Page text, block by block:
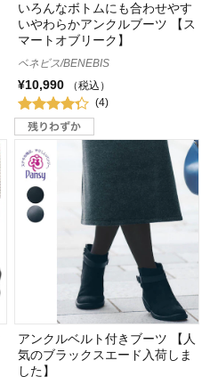
いろんなボトムにも合わせやす
いやわらかアンクルブーツ 【ス
マートオブリーク】
ベネビス/BENEBIS
¥10,990
（税込）
(4)
アンクルベルト付きブーツ 【人
気のブラックスエード入荷しま
した】